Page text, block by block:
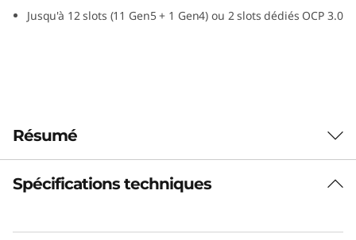
u
o
r
m
Jusqu'à 12 slots (11 Gen5 + 1 Gen4) ou 2 slots dédiés OCP 3.0
Résumé
Exécutez en toute
Spécifications techniques